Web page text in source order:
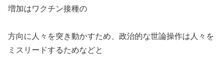
増加はワクチン接種の
方向に人々を突き動かすため、政治的な世論操作は人々を
ミスリードするためなどと